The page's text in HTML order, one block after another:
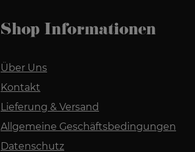
Shop Informationen
Über Uns
Kontakt
Lieferung & Versand
Allgemeine Geschäftsbedingungen
Datenschutz